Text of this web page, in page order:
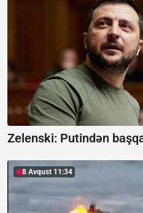
Zelenski: Putindən
8 Avqust 11:34